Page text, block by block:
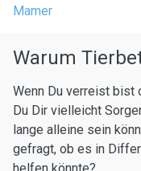
Mamer
Warum
Wenn Du verreist bist
Du Dir vielleicht
lange alleine sein
gefragt, ob es in